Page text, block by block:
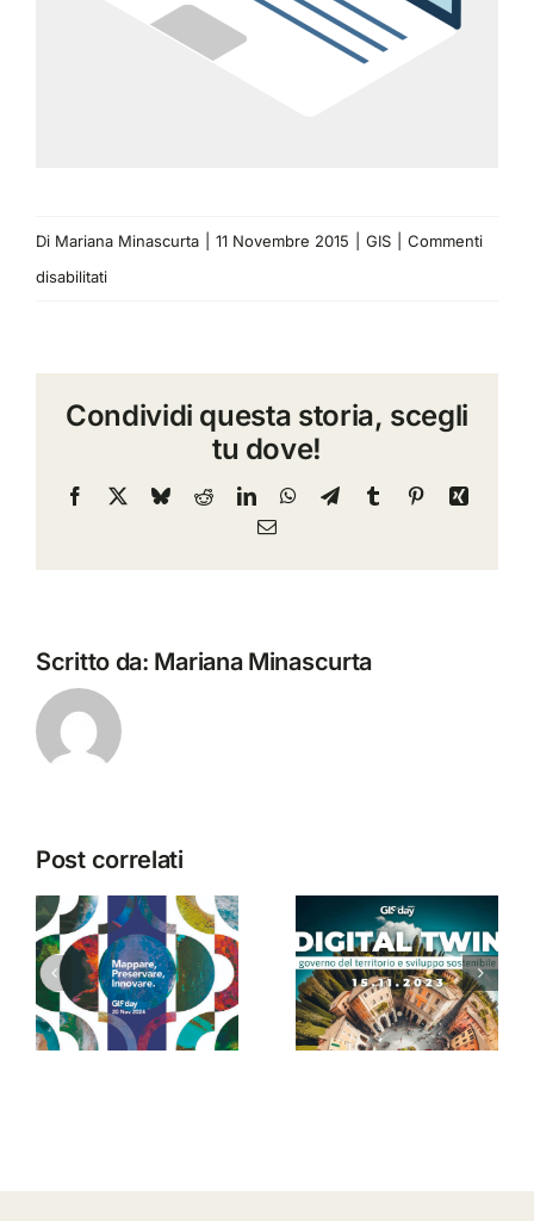
Di Mariana Minascurta 11 Novembre 2015 GIS
Commenti
disabilitatisu
in
STORYMAP
Condividi questa storia, scegli
tu dove!
Facebook BlueskyRedditLinkedInWhatsApp
TelegramTumblr PinterestXing
Email
Scritto da: Mariana Minascurta
Post correlati
GIS Day
2023
TeamDev
ottiene la
NonProfit
Specialty di